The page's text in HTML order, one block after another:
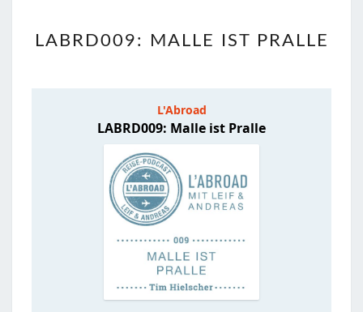
MALLE
LABRD009: MALLE IST PRALLE